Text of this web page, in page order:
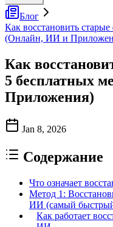
Блог
Как восстановить
(Онлайн, ИИ и
Как
5 бесплатных
Приложения)
Jan 8, 2026
Содержание
Что означает
Метод 1:
ИИ (самый
Как работает